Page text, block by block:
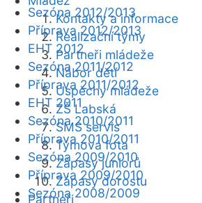
Kontakty a informace
Realizační týmy
Partneři mládeže
Nábor dětí
Úspěchy mládeže
ZŠ Labská
SMS servis
Týmová fota
Zápasy juniorů
Zápasy dorostu
Partneři
Sezóna 2012/2013
Příprava 2012/2013
EHT 2012
Sezóna 2011/2012
Příprava 2011/2012
EHT 2011
Sezóna 2010/2011
Příprava 2010/2011
Sezóna 2009/2010
Příprava 2009/2010
Sezóna 2008/2009